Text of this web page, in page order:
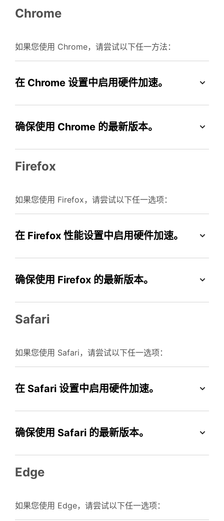
Chrome
如果您使用 Chrome，请尝试以下任一方法：
在 Chrome 设置中启用硬件加速。
确保使用 Chrome 的最新版本。
Firefox
如果您使用 Firefox，请尝试以下任一选项：
在 Firefox 性能设置中启用硬件加速。
确保使用 Firefox 的最新版本。
Safari
如果您使用 Safari，请尝试以下任一选项：
在 Safari 设置中启用硬件加速。
确保使用 Safari 的最新版本。
Edge
如果您使用 Edge，请尝试以下任一选项：